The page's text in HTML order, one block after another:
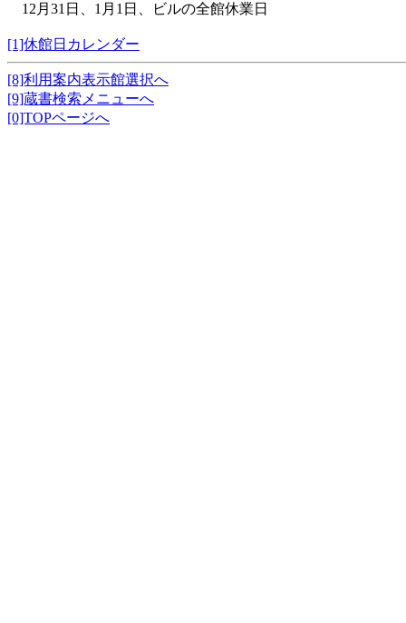
12月31日、1月1日、ビルの全館休業日
[1]休館日カレンダー
[8]利用案内表示館選択へ
[9]蔵書検索メニューへ
[0]TOPページへ